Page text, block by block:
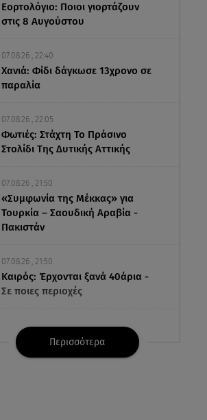
Εορτολόγιο: Ποιοι γιορτάζουν
στις 8 Αυγούστου
07.08.26 , 22:40
Χανιά: Φίδι δάγκωσε 13χρονο σε
παραλία
07.08.26 , 22:05
Φωτιές: Στάχτη Το Πράσινο
Στολίδι Της Δυτικής Αττικής
07.08.26 , 21:50
«Συμφωνία της Μέκκας» για
Τουρκία – Σαουδική Αραβία -
Πακιστάν
07.08.26 , 21:50
Καιρός: Έρχονται ξανά 40άρια -
Σε ποιες περιοχές
07.08.26 , 21:32
Κρήτη: Τουρίστας ρωτούσε
πόσο να πληρώσει για να
Περισσότερα